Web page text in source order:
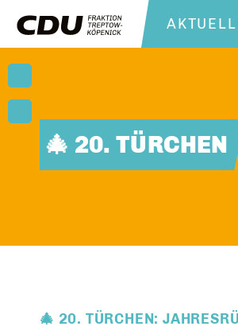
🎄 20. TÜRCHEN
🎄 20. TÜRCHEN: